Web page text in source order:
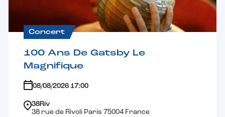
Concert
100 Ans De Gatsby Le
Magnifique
08/08/2026 17:00
38Riv
38 rue de Rivoli Paris 75004 France